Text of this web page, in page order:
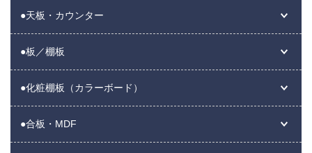
●天板・カウンター
●板／棚板
●化粧棚板（カラーボード）
●合板・MDF